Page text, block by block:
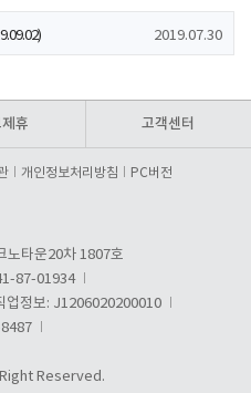
2019.07.30
휴 고객센터
개인정보처리방침 PC버전
노타운20차 1807호
87-01934
업정보: J1206020200010
Reserved.